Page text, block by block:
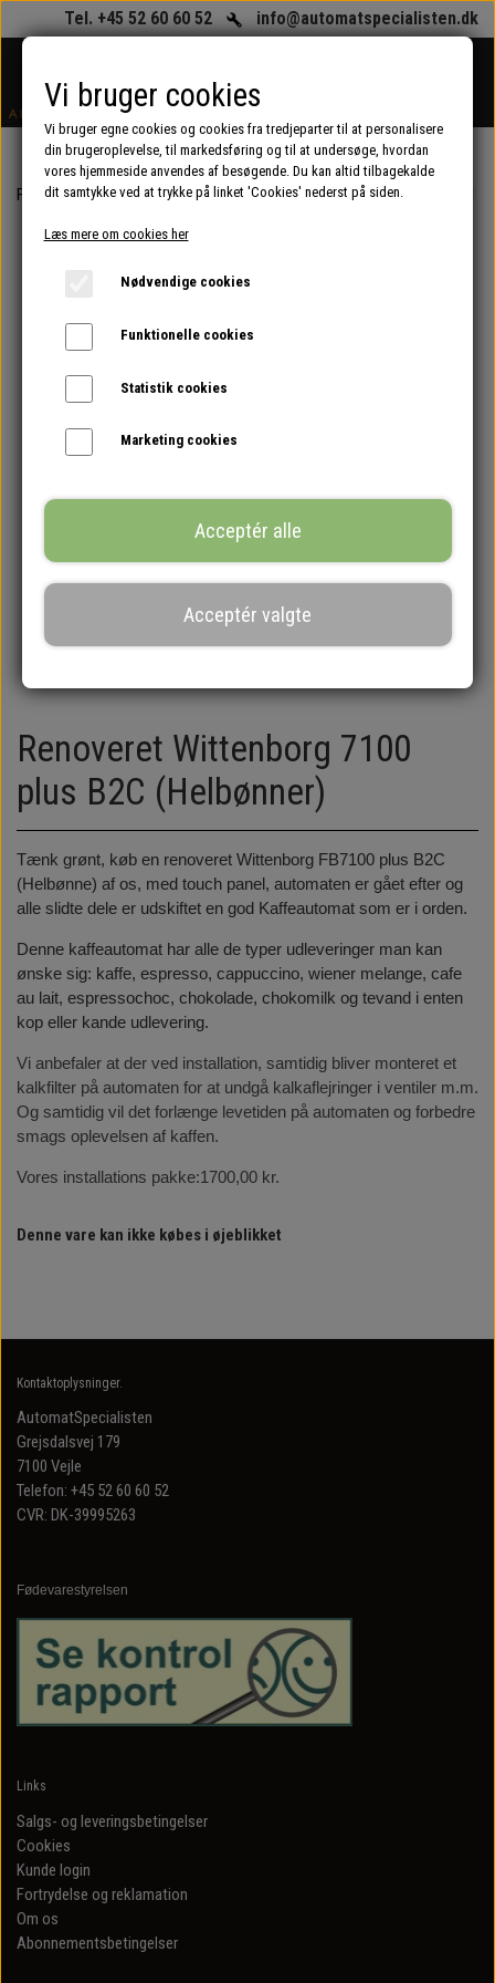
Tel. +45 52 60 60 52 info@automatspecialisten.dk
Forside Renoverede kaffeautomater og espressomaskiner (erhverv)
Renoveret Wittenborg 7100
plus B2C (Helbønner)
Tænk grønt, køb en renoveret Wittenborg FB7100 plus B2C
(Helbønne) af os, med touch panel, automaten er gået efter og
alle slidte dele er udskiftet en god Kaffeautomat som er i orden.
Denne kaffeautomat har alle de typer udleveringer man kan
ønske sig: kaffe, espresso, cappuccino, wiener melange, cafe
au lait, espressochoc, chokolade, chokomilk og tevand i enten
kop eller kande udlevering.
Vi anbefaler at der ved installation, samtidig bliver monteret et
kalkfilter på automaten for at undgå kalkaflejringer i ventiler m.m.
Og samtidig vil det forlænge levetiden på automaten og forbedre
smags oplevelsen af kaffen.
Vores installations pakke:1700,00 kr.
Denne vare kan ikke købes i øjeblikket
Kontaktoplysninger.
AutomatSpecialisten
Grejsdalsvej 179
7100 Vejle
Telefon: +45 52 60 60 52
CVR: DK-39995263
Fødevarestyrelsen
Links
Salgs- og leveringsbetingelser
Cookies
Kunde login
Fortrydelse og reklamation
Om os
Abonnementsbetingelser
Vi bruger cookies
Vi bruger egne cookies og cookies fra tredjeparter til at personalisere
din brugeroplevelse, til markedsføring og til at undersøge, hvordan
vores hjemmeside anvendes af besøgende. Du kan altid tilbagekalde
dit samtykke ved at trykke på linket 'Cookies' nederst på siden.
Læs mere om cookies her
Nødvendige cookies
Funktionelle cookies
Statistik cookies
Marketing cookies
Acceptér alle
Acceptér valgte